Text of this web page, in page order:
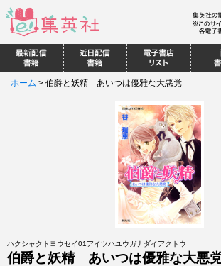
ホーム > 伯爵と妖精 あいつは優雅な大悪党
ハクシャクトヨウセイ01アイツハユウガナダイアクトウ
伯爵と妖精 あいつは優雅な大悪